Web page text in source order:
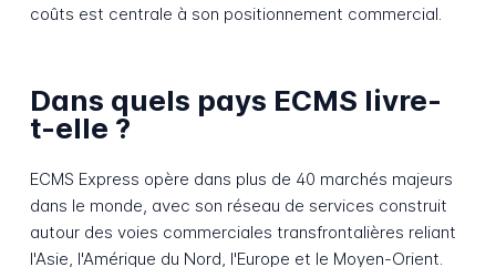
coûts est centrale à son positionnement commercial.
Dans quels pays ECMS livre-
t-elle ?
ECMS Express opère dans plus de 40 marchés majeurs
dans le monde, avec son réseau de services construit
autour des voies commerciales transfrontalières reliant
l'Asie, l'Amérique du Nord, l'Europe et le Moyen-Orient.